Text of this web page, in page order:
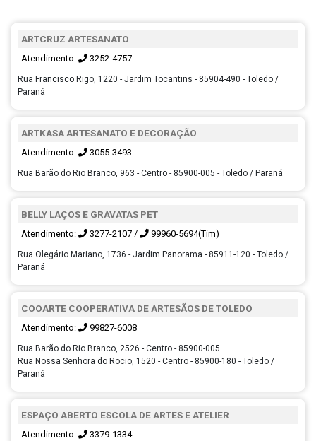
ARTCRUZ ARTESANATO
Atendimento: 3252-4757
Rua Francisco Rigo, 1220 - Jardim Tocantins - 85904-490 - Toledo /
Paraná
ARTKASA ARTESANATO E DECORAÇÃO
Atendimento: 3055-3493
Rua Barão do Rio Branco, 963 - Centro - 85900-005 - Toledo / Paraná
BELLY LAÇOS E GRAVATAS PET
Atendimento: 3277-2107 / 99960-5694(Tim)
Rua Olegário Mariano, 1736 - Jardim Panorama - 85911-120 - Toledo /
Paraná
COOARTE COOPERATIVA DE ARTESÃOS DE TOLEDO
Atendimento: 99827-6008
Rua Barão do Rio Branco, 2526 - Centro - 85900-005
Rua Nossa Senhora do Rocio, 1520 - Centro - 85900-180 - Toledo /
Paraná
ESPAÇO ABERTO ESCOLA DE ARTES E ATELIER
Atendimento: 3379-1334